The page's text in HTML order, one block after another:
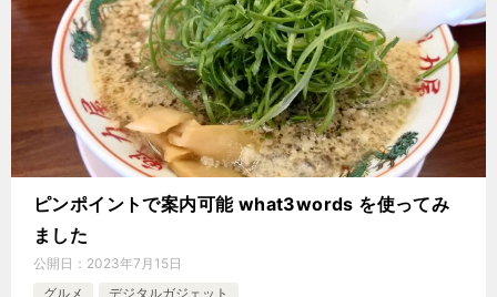
ピンポイントで案内可能 what3words を使ってみ
ました
公開日： 2023年7月15日
グルメ
デジタルガジェット